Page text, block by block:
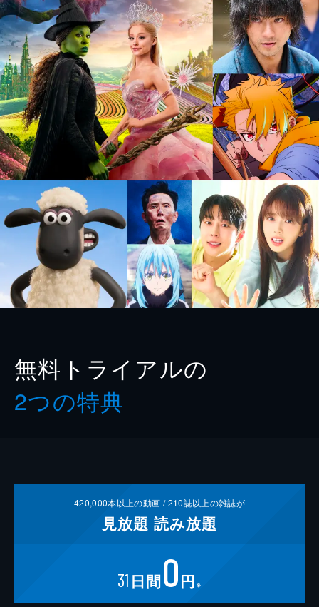
無料トライアルの
2つの特典
420,000本以上の動画 /210誌以上の雑誌が
見放題 読み放題
31 日間0円 ※